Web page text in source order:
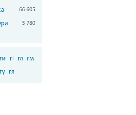
66 605
3 780
ги гі гл
гм
гу гя